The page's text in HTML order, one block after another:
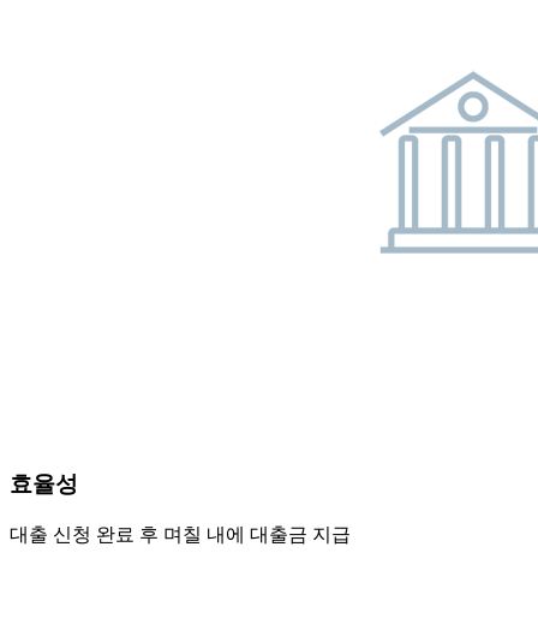
효율성
대출 신청 완료 후 며칠 내에 대출금 지급